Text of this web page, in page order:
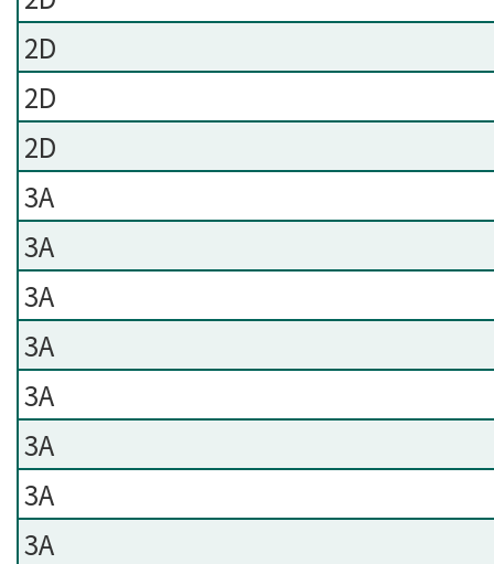
2D
2D
2D
3A
3A
3A
3A
3A
3A
3A
3A